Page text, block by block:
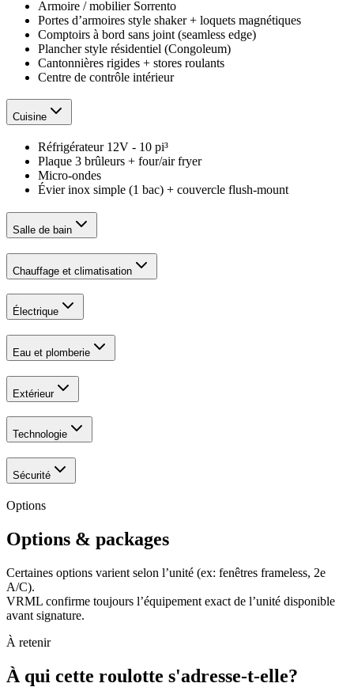
Armoire / mobilier Sorrento
Portes d’armoires style shaker + loquets magnétiques
Comptoirs à bord sans joint (seamless edge)
Plancher style résidentiel (Congoleum)
Cantonnières rigides + stores roulants
Centre de contrôle intérieur
Cuisine
Réfrigérateur 12V - 10 pi³
Plaque 3 brûleurs + four/air fryer
Micro-ondes
Évier inox simple (1 bac) + couvercle flush-mount
Salle de bain
Chauffage et climatisation
Électrique
Eau et plomberie
Extérieur
Technologie
Sécurité
Options
Options & packages
Certaines options varient selon l’unité (ex: fenêtres frameless, 2e
A/C).
VRML confirme toujours l’équipement exact de l’unité disponible
avant signature.
À retenir
À qui cette roulotte s'adresse-t-elle?